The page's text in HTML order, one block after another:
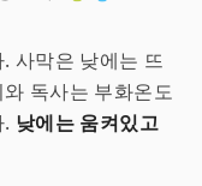
사막은 낮에는 뜨
독사는 부화온도
낮에는 움켜있고